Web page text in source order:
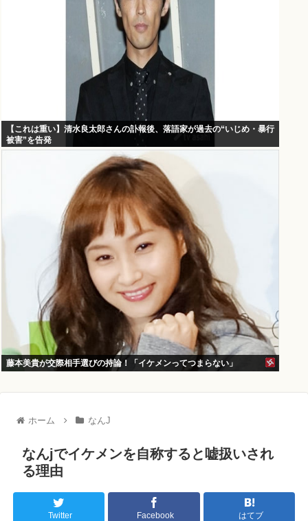
【これは重い】清水良太郎さんの訃報後、落語家が過去の“いじめ・暴行
被害”を告発
藤本美貴が交際相手選びの持論！「イケメンってつまらない」
ホーム なんJ
なんjでイケメンを自称すると嘘扱いされ
る理由
Twitter Facebook はてブ